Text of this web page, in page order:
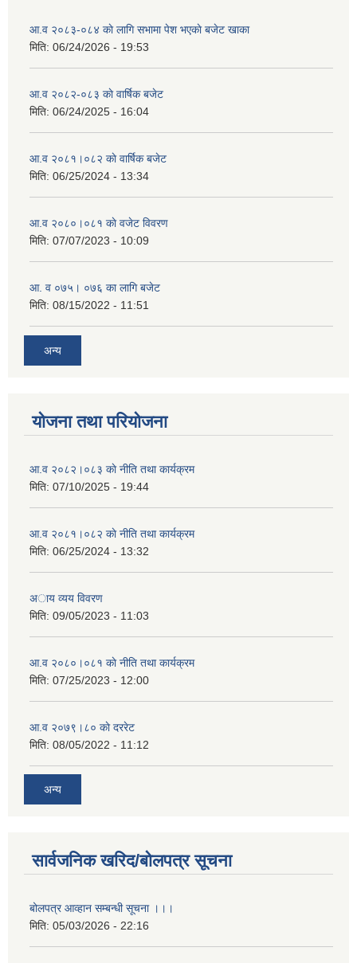
आ.व २०८३-०८४ काे लागि सभामा पेश भएकाे बजेट खाका
मिति: 06/24/2026 - 19:53
आ.व २०८२-०८३ काे वार्षिक बजेट
मिति: 06/24/2025 - 16:04
आ.व २०८१।०८२ काे वार्षिक बजेट
मिति: 06/25/2024 - 13:34
आ.व २०८०।०८१ काे वजेट विवरण
मिति: 07/07/2023 - 10:09
आ. व ०७५। ०७६ का लागि बजेट
मिति: 08/15/2022 - 11:51
अन्य
योजना तथा परियोजना
आ.व २०८२।०८३ काे नीति तथा कार्यक्रम
मिति: 07/10/2025 - 19:44
आ.व २०८१।०८२ काे नीति तथा कार्यक्रम
मिति: 06/25/2024 - 13:32
अाय व्यय विवरण
मिति: 09/05/2023 - 11:03
आ.व २०८०।०८१ काे नीति तथा कार्यक्रम
मिति: 07/25/2023 - 12:00
आ.व २०७९।८० काे दररेट
मिति: 08/05/2022 - 11:12
अन्य
सार्वजनिक खरिद/बोलपत्र सूचना
बोलपत्र आव्हान सम्बन्धी सूचना ।।।
मिति: 05/03/2026 - 22:16